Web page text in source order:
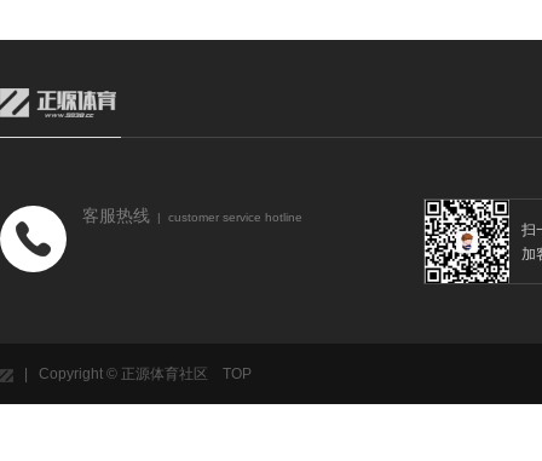
客服热线 | customer service hotline
扫
加
| Copyright © 正源体育社区 TOP